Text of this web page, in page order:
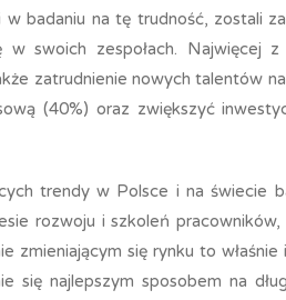
badaniu na tę trudność, zostali
swoich zespołach. Najwięcej z
zatrudnienie nowych talentów na
(40%) oraz zwiększyć
trendy w Polsce i na świecie
rozwoju i szkoleń
zmieniającym się rynku to właśnie
się najlepszym sposobem na